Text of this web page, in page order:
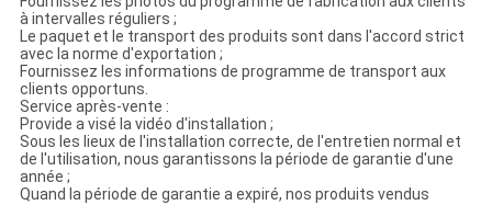
à intervalles réguliers ;
Le paquet et le transport des produits sont dans l'accord strict
avec la norme d'exportation ;
Fournissez les informations de programme de transport aux
clients opportuns.
Service après-vente :
Provide a visé la vidéo d'installation ;
Sous les lieux de l'installation correcte, de l'entretien normal et
de l'utilisation, nous garantissons la période de garantie d'une
année ;
Quand la période de garantie a expiré, nos produits vendus